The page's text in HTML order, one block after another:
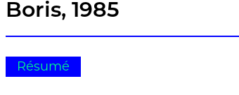
Boris, 1985
Résumé